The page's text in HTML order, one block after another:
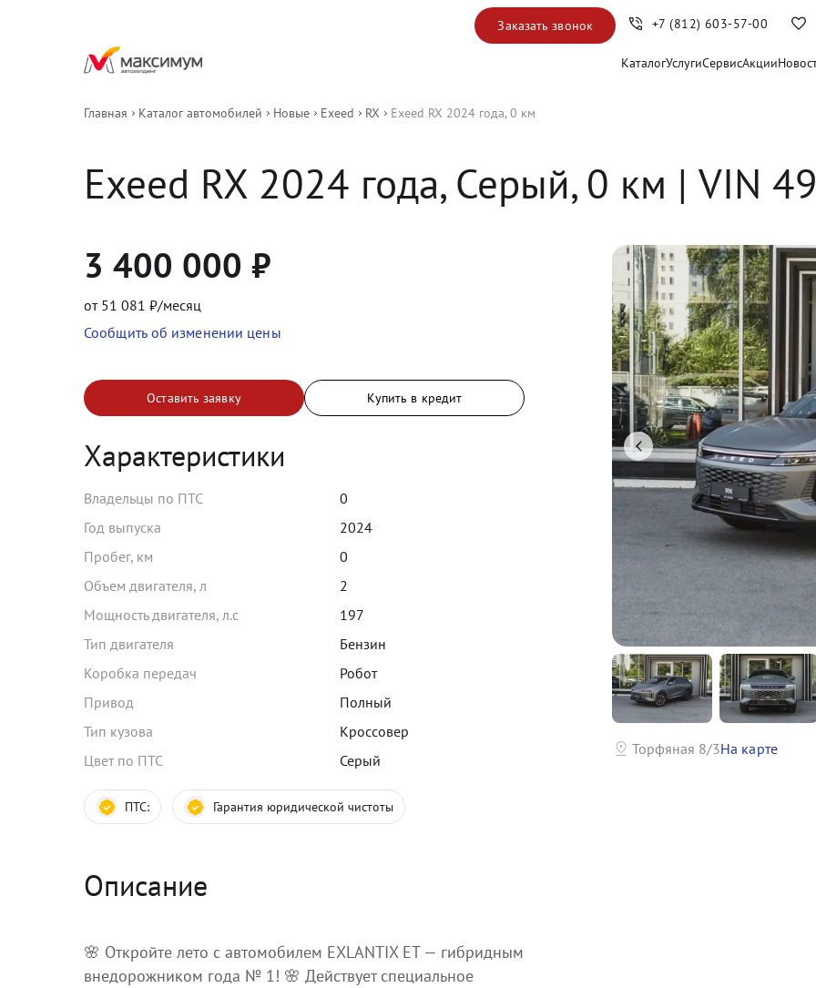
КаталогУслугиСервисАкции
Заказать звонок +7 (812) 603-57-00
Главная Каталог автомобилей Новые Exeed RX Exeed RX 2024 года, 0 км
Exeed RX 2024 года, Серый, 0 км | VIN
3 400 000 ₽
от 51 081 ₽/месяц
Сообщить об изменении цены
Оставить заявку Купить в кредит
Характеристики
Владельцы по ПТС
0
Год выпуска
2024
Пробег, км
0
Объем двигателя, л
2
Мощность двигателя, л.с
197
Тип двигателя
Бензин
Коробка передач
Робот
Привод
Полный
Тип кузова
Кроссовер
Цвет по ПТС
Серый
ПТС: Гарантия юридической чистоты
Описание
🌸 Откройте лето с автомобилем EXLANTIX ET — гибридным
внедорожником года № 1! 🌸 Действует специальное
Торфяная 8/3На карте